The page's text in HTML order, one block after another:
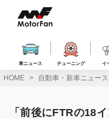
ス
車ニュース チューニング イ
HOME 自動車・新車ニュース
「前後にFTRの18